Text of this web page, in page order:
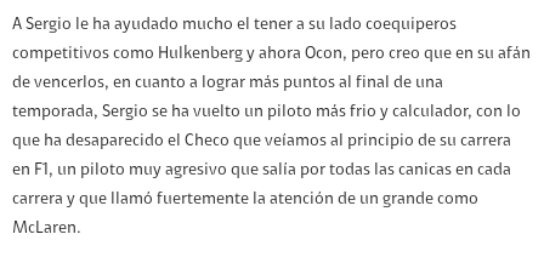
A Sergio le ha ayudado mucho el tener a su lado coequiperos
competitivos como Hulkenberg y ahora Ocon, pero creo que en su afán
de vencerlos, en cuanto a lograr más puntos al final de una
temporada, Sergio se ha vuelto un piloto más frio y calculador, con lo
que ha desaparecido el Checo que veíamos al principio de su carrera
en F1, un piloto muy agresivo que salía por todas las canicas en cada
carrera y que llamó fuertemente la atención de un grande como
McLaren.